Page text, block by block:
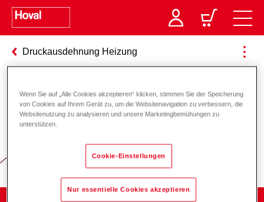
Druckausdehnung Heizung
Verantwortung für Energie und
Wenn Sie auf „Alle Cookies akzeptieren“ klicken, stimmen Sie der Speicherung
von Cookies auf Ihrem Gerät zu, um die Websitenavigation zu verbessern, die
Websitenutzung zu analysieren und unsere Marketingbemühungen zu
unterstützen.
Cookie-Einstellungen
Nur essentielle Cookies akzeptieren